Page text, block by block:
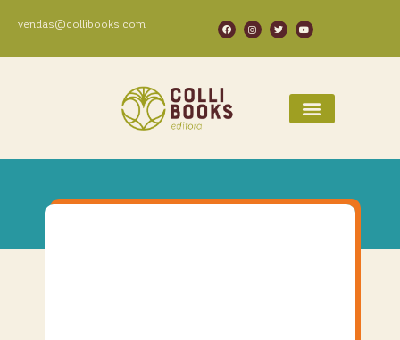
vendas@collibooks.com